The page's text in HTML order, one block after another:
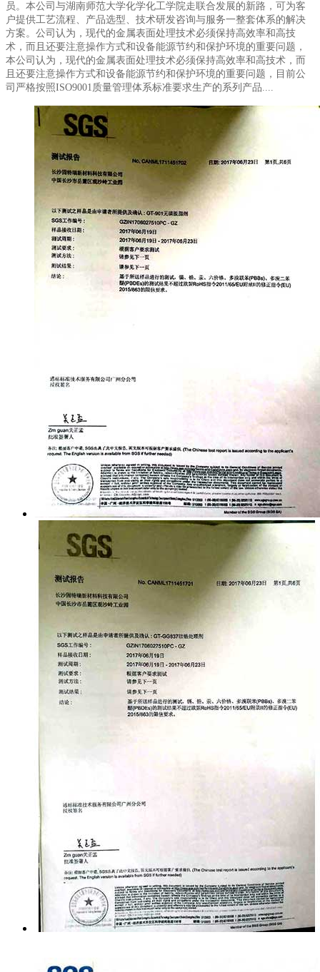
员。本公司与湖南师范大学化学化工学院走联合发展的新路，可为客
户提供工艺流程、产品选型、技术研发咨询与服务一整套体系的解决
方案。公司认为，现代的金属表面处理技术必须保持高效率和高技
术，而且还要注意操作方式和设备能源节约和保护环境的重要问题，
本公司认为，现代的金属表面处理技术必须保持高效率和高技术，而
且还要注意操作方式和设备能源节约和保护环境的重要问题，目前公
司严格按照ISO9001质量管理体系标准要求生产的系列产品....